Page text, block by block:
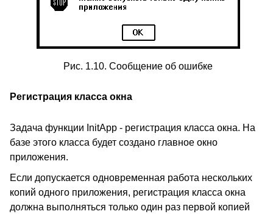
Рис. 1.10. Сообщение об ошибке
Регистрация класса окна
Задача функции InitApp - регистрация класса окна. На
базе этого класса будет создано главное окно
приложения.
Если допускается одновременная работа нескольких
копий одного приложения, регистрация класса окна
должна выполняться только один раз первой копией